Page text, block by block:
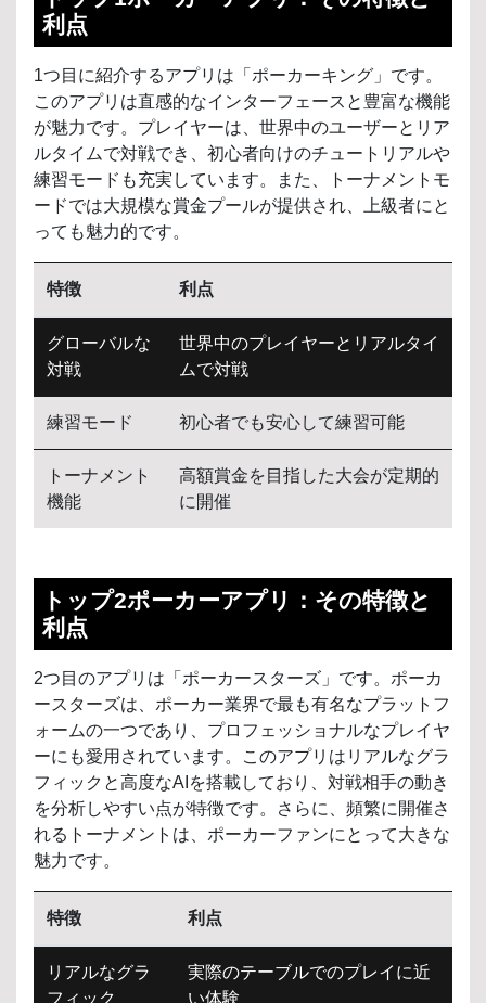
利点
1つ目に紹介するアプリは「ポーカーキング」です。
このアプリは直感的なインターフェースと豊富な機能
が魅力です。プレイヤーは、世界中のユーザーとリア
ルタイムで対戦でき、初心者向けのチュートリアルや
練習モードも充実しています。また、トーナメントモ
ードでは大規模な賞金プールが提供され、上級者にと
っても魅力的です。
特徴 利点
グローバルな
対戦
世界中のプレイヤーとリアルタイ
ムで対戦
練習モード 初心者でも安心して練習可能
トーナメント
機能
高額賞金を目指した大会が定期的
に開催
トップ2ポーカーアプリ：その特徴と
利点
2つ目のアプリは「ポーカースターズ」です。ポーカ
ースターズは、ポーカー業界で最も有名なプラットフ
ォームの一つであり、プロフェッショナルなプレイヤ
ーにも愛用されています。このアプリはリアルなグラ
フィックと高度なAIを搭載しており、対戦相手の動き
を分析しやすい点が特徴です。さらに、頻繁に開催さ
れるトーナメントは、ポーカーファンにとって大きな
魅力です。
特徴 利点
リアルなグラ
フィック
実際のテーブルでのプレイに近
い体験